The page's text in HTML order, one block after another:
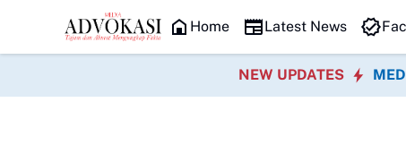
HEADLINE
Home Latest News
NEW UPDATES